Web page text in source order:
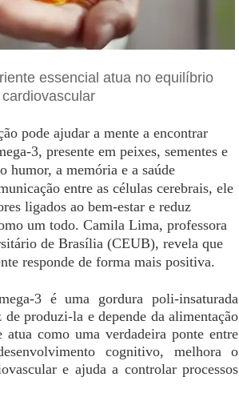
essencial atua no equilíbrio
pode ajudar a mente a encontrar
3, presente em peixes, sementes e
humor, a memória e a saúde
entre as células cerebrais, ele
ligados ao bem-estar e reduz
um todo. Camila Lima, professora
de Brasília (CEUB), revela que
responde de forma mais positiva.
3 é uma gordura poli-insaturada
produzi-la e depende da alimentação
como uma verdadeira ponte entre
cognitivo, melhora o
e ajuda a controlar processos